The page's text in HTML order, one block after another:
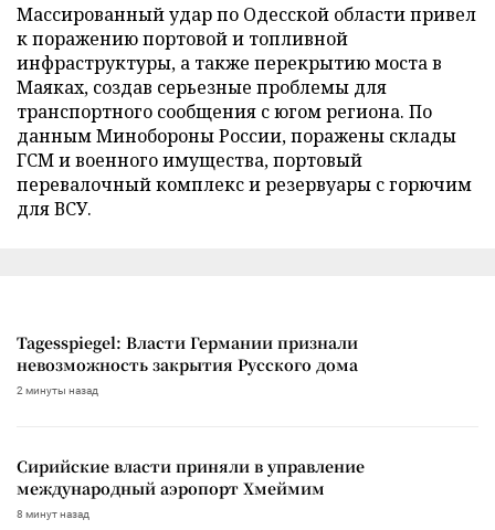
Массированный удар по Одесской области привел
к поражению портовой и топливной
инфраструктуры, а также перекрытию моста в
Маяках, создав серьезные проблемы для
транспортного сообщения с югом региона. По
данным Минобороны России, поражены склады
ГСМ и военного имущества, портовый
перевалочный комплекс и резервуары с горючим
для ВСУ.
Tagesspiegel: Власти Германии признали
невозможность закрытия Русского дома
2 минуты назад
Сирийские власти приняли в управление
международный аэропорт Хмеймим
8 минут назад